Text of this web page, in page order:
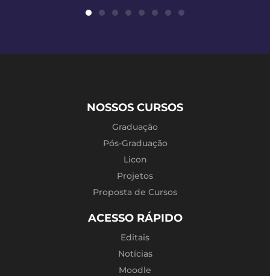
NOSSOS CURSOS
Graduação
Pós-Graduação
Licon
Projetos
Proposta de Cursos
ACESSO RÁPIDO
Editais
Notícias
Moodle